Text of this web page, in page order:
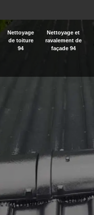
Nettoyage
de toiture
94
Nettoyage et
ravalement de
façade 94